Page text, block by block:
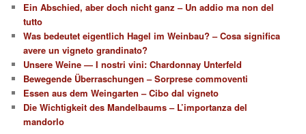
Ein Abschied, aber doch nicht ganz – Un addio ma non del
tutto
Was bedeutet eigentlich Hagel im Weinbau? – Cosa significa
avere un vigneto grandinato?
Unsere Weine — I nostri vini: Chardonnay Unterfeld
Bewegende Überraschungen – Sorprese commoventi
Essen aus dem Weingarten – Cibo dal vigneto
Die Wichtigkeit des Mandelbaums – L’importanza del
mandorlo